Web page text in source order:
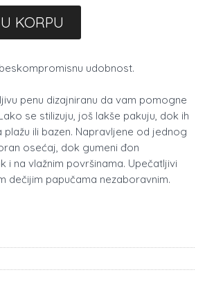
KORPU
udobnost.
penu dizajniranu da vam pomogne
se stilizuju, još lakše pakuju, dok ih
ili bazen. Napravljene od jednog
osećaj, dok gumeni đon
i na vlažnim površinama. Upečatljivi
dečijim papučama nezaboravnim.